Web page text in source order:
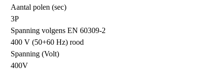
Aantal polen (sec)
3P
Spanning volgens EN 60309-2
400 V (50+60 Hz) rood
Spanning (Volt)
400V